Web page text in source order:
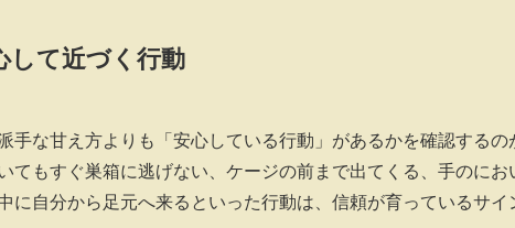
して近づく行動
手な甘え方よりも「安心している行動」があるかを確認するの
てもすぐ巣箱に逃げない、ケージの前まで出てくる、手のにお
に自分から足元へ来るといった行動は、信頼が育っているサイ